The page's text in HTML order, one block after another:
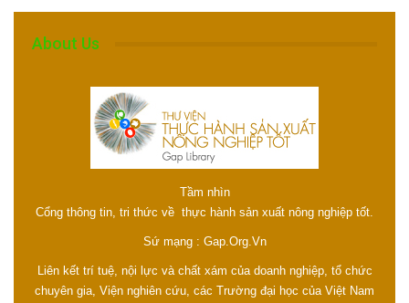
About Us
Tầm nhìn
Cổng thông tin, tri thức về thực hành sản xuất nông nghiệp tốt.
Sứ mạng : Gap.Org.Vn
Liên kết trí tuệ, nội lực và chất xám của doanh nghiệp, tổ chức
chuyên gia, Viện nghiên cứu, các Trường đại học của Việt Nam